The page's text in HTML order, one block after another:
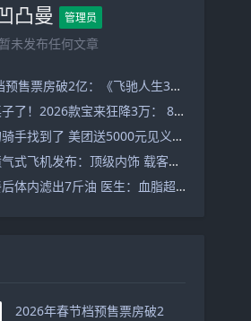
凸曼 管理员
暂未发布任何文章
2亿：《飞驰人生3》《惊蛰无声》《镖人》前三 ！
2026款宝来狂降3万： 8.29万起售无减配 ！
找到了 美团送5000元见义勇为奖金 ！
机发布：顶级内饰 载客量增至7人 ！
滤出7斤油 医生：血脂超标30倍差点没命 ！
2026年春节档预售票房破2